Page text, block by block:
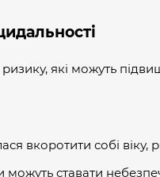
які можуть
вкоротити собі віку,
ставати